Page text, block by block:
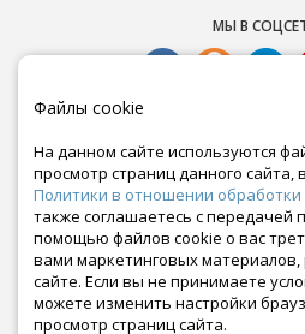
МЫ В
Почта:
crazy-
Файлы cookie
На данном сайте используются
просмотр страниц данного сайта,
Политики в отношении
также соглашаетесь с передачей
помощью файлов cookie о вас
вами маркетинговых
сайте. Если вы не принимаете
можете изменить настройки
просмотр страниц сайта.